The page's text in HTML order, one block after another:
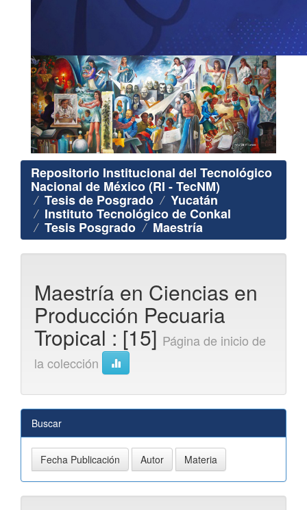
Repositorio Institucional del Tecnológico
Nacional de México (RI - TecNM)
Tesis de Posgrado Yucatán
Instituto Tecnológico de Conkal
Tesis Posgrado Maestría
Maestría en Ciencias en
Producción Pecuaria
Tropical : [15] Página de inicio de
la colección
Buscar